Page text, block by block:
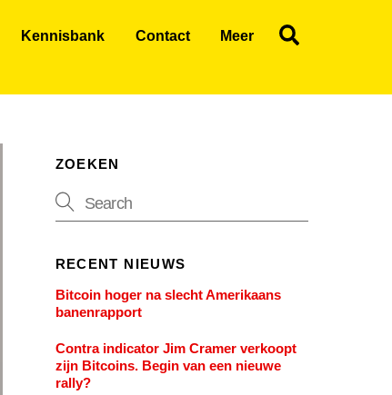
Kennisbank Contact Meer
ZOEKEN
RECENT NIEUWS
Bitcoin hoger na slecht Amerikaans
banenrapport
Contra indicator Jim Cramer verkoopt
zijn Bitcoins. Begin van een nieuwe
rally?